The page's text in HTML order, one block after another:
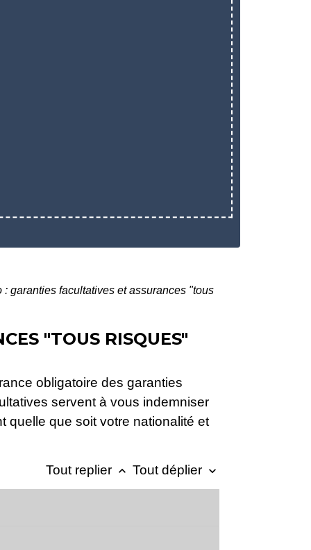
: garanties facultatives et assurances "tous
"TOUS RISQUES"
obligatoire des garanties
servent à vous indemniser
quelle que soit votre nationalité et
Tout replier keyboard_arrow_up Tout déplier keyboard_arrow_down